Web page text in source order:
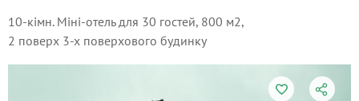
10-кімн. Міні-отель для 30 гостей, 800 м2,
2 поверх 3-х поверхового будинку